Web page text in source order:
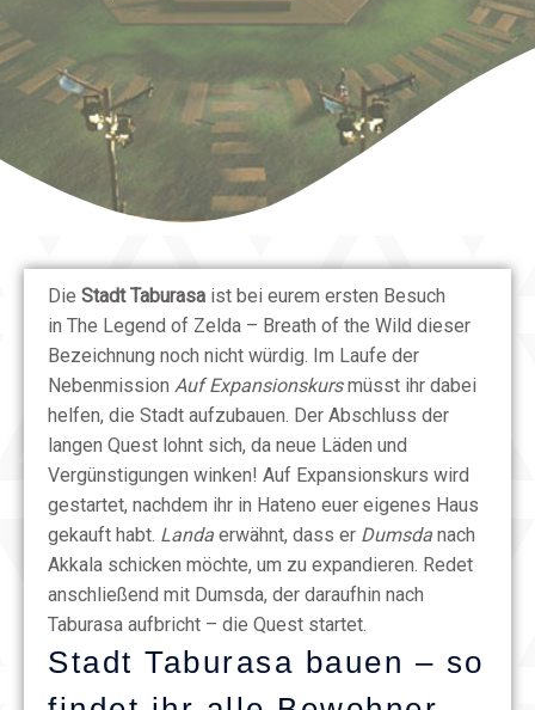
Die Stadt Taburasa ist bei eurem ersten Besuch
in The Legend of Zelda – Breath of the Wild dieser
Bezeichnung noch nicht würdig. Im Laufe der
Nebenmission Auf Expansionskursmüsst ihr dabei
helfen, die Stadt aufzubauen. Der Abschluss der
langen Quest lohnt sich, da neue Läden und
Vergünstigungen winken! Auf Expansionskurs wird
gestartet, nachdem ihr in Hateno euer eigenes Haus
gekauft habt. Landa erwähnt, dass er Dumsda nach
Akkala schicken möchte, um zu expandieren. Redet
anschließend mit Dumsda, der daraufhin nach
Taburasa aufbricht – die Quest startet.
Stadt Taburasa bauen – so